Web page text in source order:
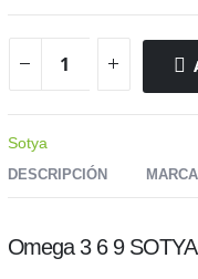
9.56 €.
Sotya
DESCRIPCIÓN MARCA
Omega 3 6 9 SOTYA